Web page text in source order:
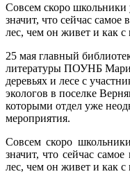
Совсем скоро школьники
значит, что сейчас самое
лес, чем он живет и как с
25 мая главный
литературы ПОУНБ
деревьях и лесе с
экологов в поселке
которыми отдел уже
мероприятия.
Совсем скоро
значит, что сейчас
лес, чем он живет и как с